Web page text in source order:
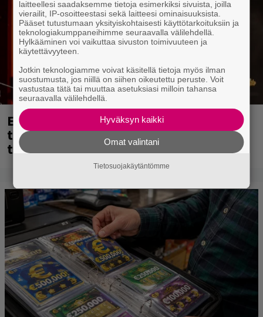
Eppu Normaalin viimeinen keikka
tänään – katso kuvagalleria torstailta
täältä
laitteellesi saadaksemme tietoja esimerkiksi sivuista, joilla
vierailit, IP-osoitteestasi sekä laitteesi ominaisuuksista.
Pääset tutustumaan yksityiskohtaisesti käyttötarkoituksiin ja
teknologiakumppaneihimme seuraavalla välilehdellä.
Hylkääminen voi vaikuttaa sivuston toimivuuteen ja
käytettävyyteen.
Jotkin teknologiamme voivat käsitellä tietoja myös ilman
suostumusta, jos niillä on siihen oikeutettu peruste. Voit
vastustaa tätä tai muuttaa asetuksiasi milloin tahansa
seuraavalla välilehdellä.
Hyväksyn kaikki
Omat valintani
Tietosuojakäytäntömme